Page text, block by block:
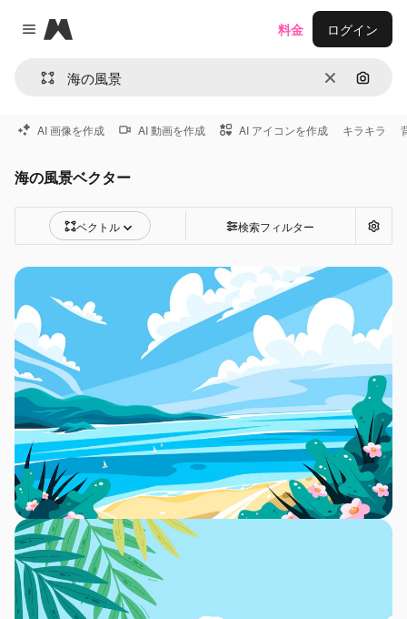
Close menu
Magnific
消去 画像で
料金 ログイン
AI 画像を作成 AI 動画を作成 AI アイコンを作成 キラキラ
海の風景ベクター
ベクトル 検索フィルター